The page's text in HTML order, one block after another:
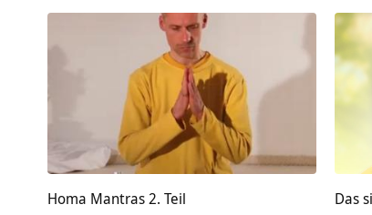
Homa Mantras 2. Teil Das